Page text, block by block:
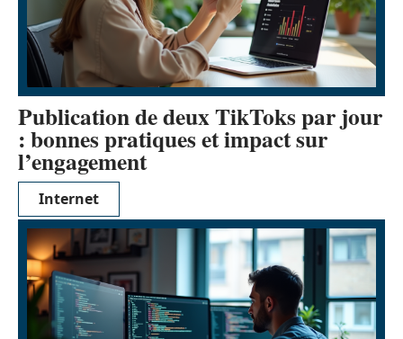
Publication de deux TikToks par jour
: bonnes pratiques et impact sur
l’engagement
Internet